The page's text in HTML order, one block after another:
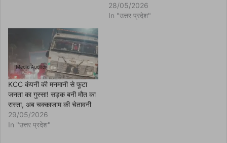
28/05/2026
In "उत्तर प्रदेश"
KCC कंपनी की मनमानी से फूटा
जनता का गुस्सा! सड़क बनी मौत का
रास्ता, अब चक्काजाम की चेतावनी
29/05/2026
In "उत्तर प्रदेश"